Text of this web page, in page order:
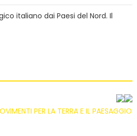
italiano dai Paesi del Nord. Il